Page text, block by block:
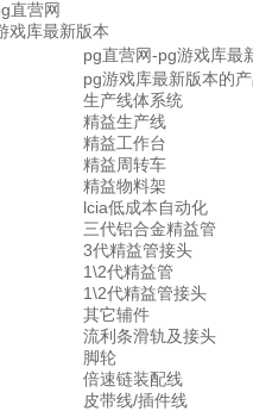
直营网
戏库最新版本
pg直营网-pg游戏库最
pg游戏库最新版本的
生产线体系统
精益生产线
精益工作台
精益周转车
精益物料架
lcia低成本自动化
三代铝合金精益管
3代精益管接头
1\2代精益管
1\2代精益管接头
其它辅件
流利条滑轨及接头
脚轮
倍速链装配线
皮带线/插件线